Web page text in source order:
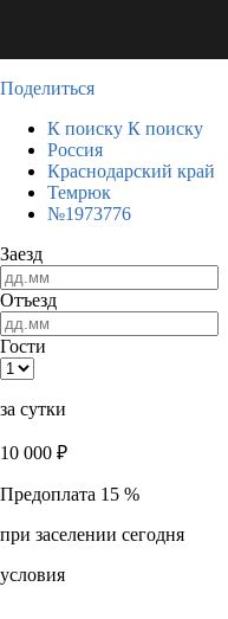
Поделиться
К поиску К поиску
Россия
Краснодарский край
Темрюк
№1973776
Заезд
Отъезд
Гости
за сутки
10 000 ₽
Предоплата 15 %
при заселении сегодня
условия